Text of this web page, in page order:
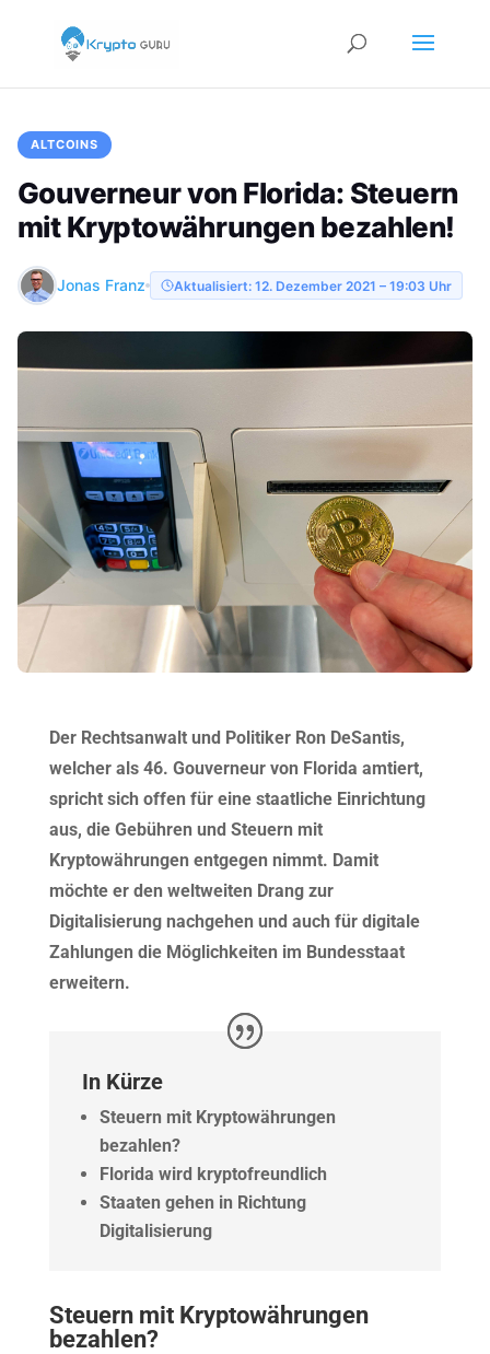
ALTCOINS
Gouverneur von Florida: Steuern
mit Kryptowährungen bezahlen!
Jonas Franz Aktualisiert: 12. Dezember 2021 – 19:03 Uhr
Der Rechtsanwalt und Politiker Ron DeSantis,
welcher als 46. Gouverneur von Florida amtiert,
spricht sich offen für eine staatliche Einrichtung
aus, die Gebühren und Steuern mit
Kryptowährungen entgegen nimmt. Damit
möchte er den weltweiten Drang zur
Digitalisierung nachgehen und auch für digitale
Zahlungen die Möglichkeiten im Bundesstaat
erweitern.
In Kürze
Steuern mit Kryptowährungen
bezahlen?
Florida wird kryptofreundlich
Staaten gehen in Richtung
Digitalisierung
Steuern mit Kryptowährungen
bezahlen?